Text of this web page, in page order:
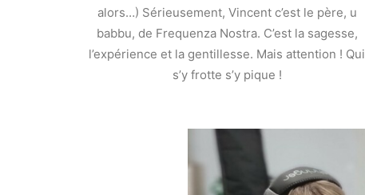
alors…) Sérieusement, Vincent c’est le père, u
babbu, de Frequenza Nostra. C’est la sagesse,
l’expérience et la gentillesse. Mais attention ! Qui
s’y frotte s’y pique !